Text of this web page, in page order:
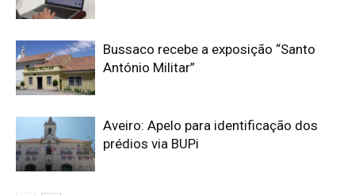
Bussaco recebe a exposição “Santo
António Militar”
Aveiro: Apelo para identificação dos
prédios via BUPi